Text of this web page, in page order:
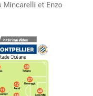
Mincarelli et Enzo